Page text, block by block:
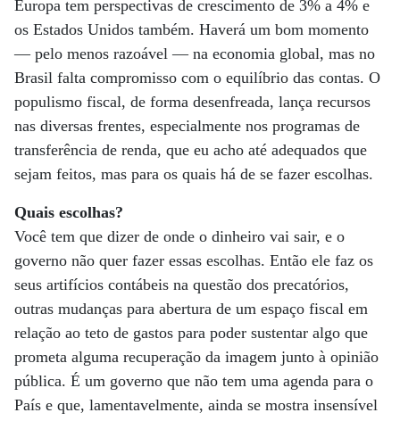
Europa tem perspectivas de crescimento de 3% a 4% e
os Estados Unidos também. Haverá um bom momento
— pelo menos razoável — na economia global, mas no
Brasil falta compromisso com o equilíbrio das contas. O
populismo fiscal, de forma desenfreada, lança recursos
nas diversas frentes, especialmente nos programas de
transferência de renda, que eu acho até adequados que
sejam feitos, mas para os quais há de se fazer escolhas.
Quais escolhas?
Você tem que dizer de onde o dinheiro vai sair, e o
governo não quer fazer essas escolhas. Então ele faz os
seus artifícios contábeis na questão dos precatórios,
outras mudanças para abertura de um espaço fiscal em
relação ao teto de gastos para poder sustentar algo que
prometa alguma recuperação da imagem junto à opinião
pública. É um governo que não tem uma agenda para o
País e que, lamentavelmente, ainda se mostra insensível